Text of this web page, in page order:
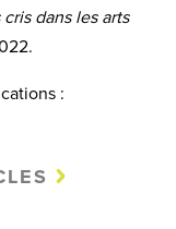
cris dans les arts
: